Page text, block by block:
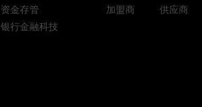
资金存管
银行金融科技
加盟商
供应商